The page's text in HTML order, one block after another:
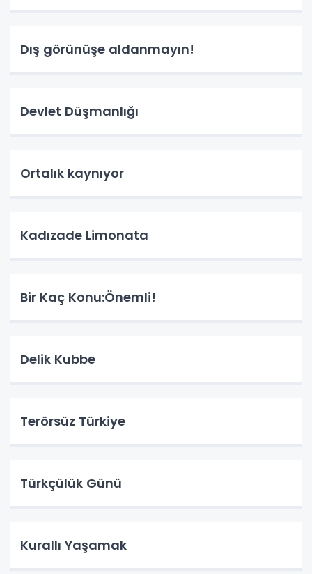
Dış görünüşe aldanmayın!
Devlet Düşmanlığı
Ortalık kaynıyor
Kadızade Limonata
Bir Kaç Konu:Önemli!
Delik Kubbe
Terörsüz Türkiye
Türkçülük Günü
Kurallı Yaşamak